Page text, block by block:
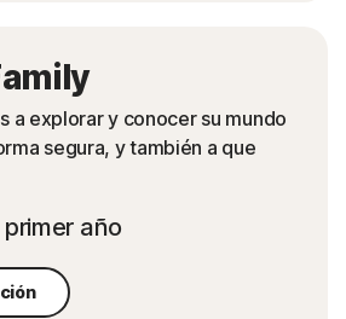
a explorar y conocer su mundo
segura, y también a que
primer año